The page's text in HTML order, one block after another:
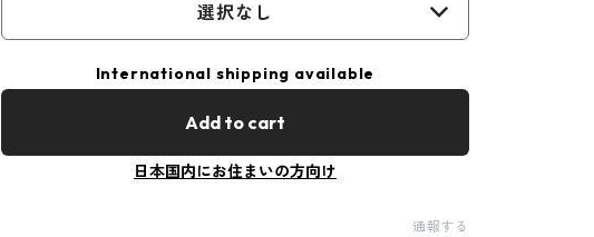
選択なし
International shipping available
Add to cart
日本国内にお住まいの方向け
通報する